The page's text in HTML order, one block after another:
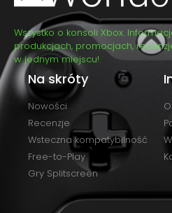
Wszystko o konsoli Xbox.
produkcjach, promocjach,
w jednym miejscu!
Na skróty
Nowości
Recenzje
Wsteczna kompatybilność
Free-to-Play
Gry Splitscreen